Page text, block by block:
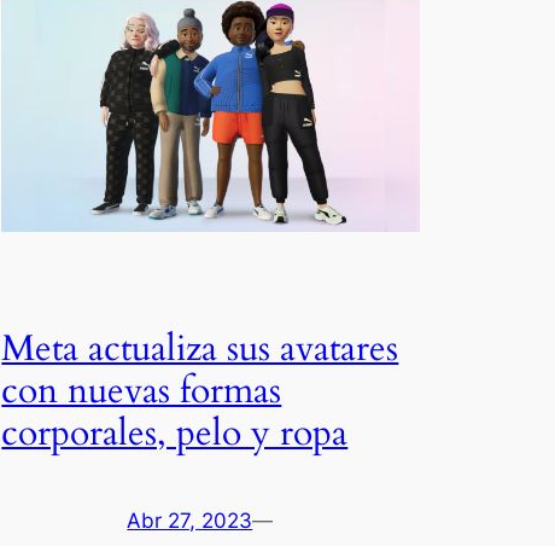
Meta actualiza sus avatares
con nuevas formas
corporales, pelo y ropa
Abr 27, 2023—